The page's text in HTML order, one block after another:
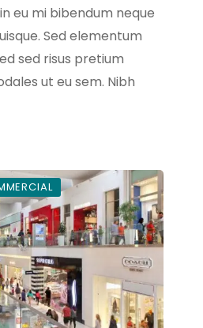
eu mi bibendum neque
Sed elementum
sed risus pretium
ut eu sem. Nibh